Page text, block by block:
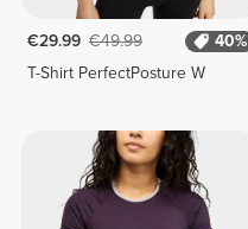
€29.99 €49.99
40%
T-Shirt PerfectPosture W